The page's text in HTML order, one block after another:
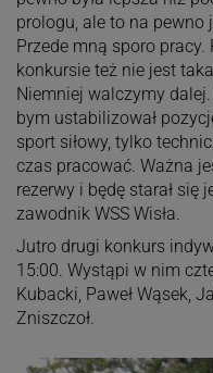
prologu, ale to na pewno
Przede mną sporo pracy.
konkursie też nie jest
Niemniej walczymy
bym ustabilizował
sport siłowy, tylko
czas pracować. Ważna
rezerwy i będę starał
zawodnik WSS Wisła.
Jutro drugi konkurs
15:00. Wystąpi w nim
Kubacki, Paweł Wąsek,
Zniszczoł.